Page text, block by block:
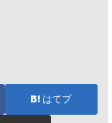
はてブ